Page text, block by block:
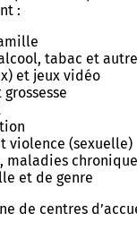
:
tabac et
et jeux vidéo
violence (sexuelle)
maladies
et de genre
de centres